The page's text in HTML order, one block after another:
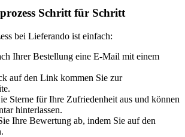
Schritt für Schritt
bei Lieferando ist einfach:
Ihrer Bestellung eine E-Mail mit einem
auf den Link kommen Sie zur
Sterne für Ihre Zufriedenheit aus und können
hinterlassen.
Ihre Bewertung ab, indem Sie auf den